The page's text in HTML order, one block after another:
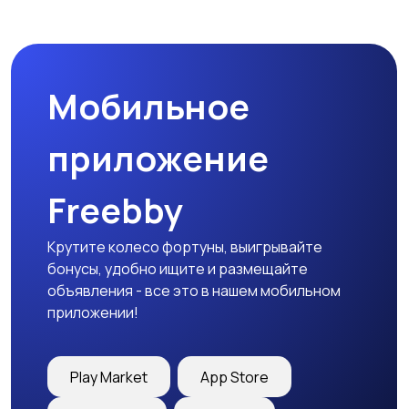
Мобильное
приложение
Freebby
Крутите колесо фортуны, выигрывайте
бонусы, удобно ищите и размещайте
объявления - все это в нашем мобильном
приложении!
Play Market App Store